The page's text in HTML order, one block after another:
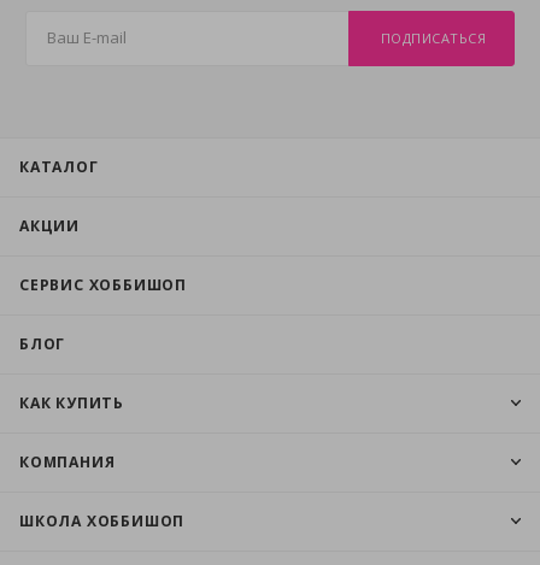
ПОДПИСАТЬСЯ
КАТАЛОГ
АКЦИИ
СЕРВИС ХОББИШОП
БЛОГ
КАК КУПИТЬ
КОМПАНИЯ
ШКОЛА ХОББИШОП